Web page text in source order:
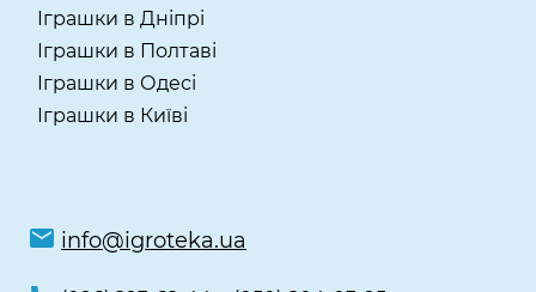
Іграшки в Дніпрі
Іграшки в Полтаві
Іграшки в Одесі
Іграшки в Київі
info@igroteka.ua